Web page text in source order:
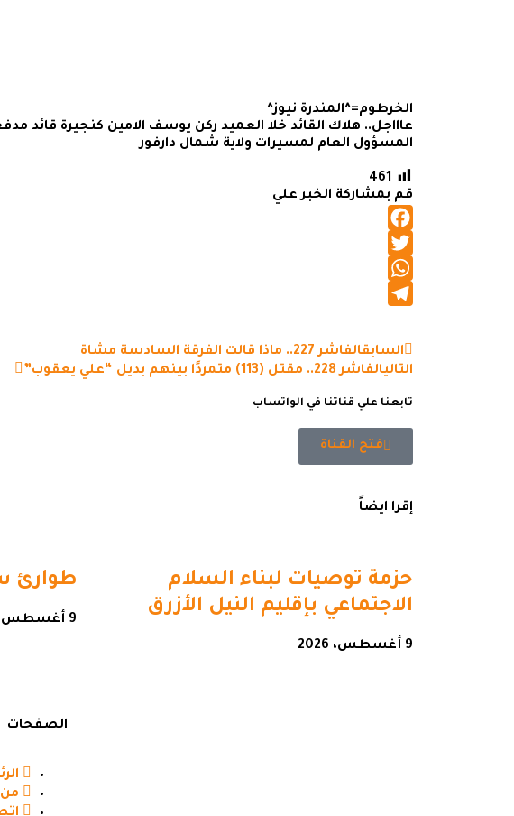
الخرطوم=^المندرة نيوز^
عاااجل.. هلاك القائد خلا العميد ركن يوسف الامين كنجيرة قائد
المسؤول العام لمسيرات ولاية شمال دارفور
461
قم بمشاركة الخبر علي
Facebook
Twitter
WhatsApp
السابقالفاشر 227.. ماذا قالت الفرقة السادسة مشاة
التاليالفاشر 228.. مقتل (113) متمردًا بينهم بديل “علي يعقوب”
تابعنا علي قناتنا في الواتساب
فتح القناة
إقرا ايضاً
حزمة توصيات لبناء السلام
الاجتماعي بإقليم النيل الأزرق
9 أغسطس، 2026
طوارئ
9 أغسطس، 2026
الصفحات